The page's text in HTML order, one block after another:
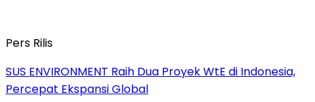
Pers Rilis
SUS ENVIRONMENT Raih Dua Proyek WtE di Indonesia,
Percepat Ekspansi Global